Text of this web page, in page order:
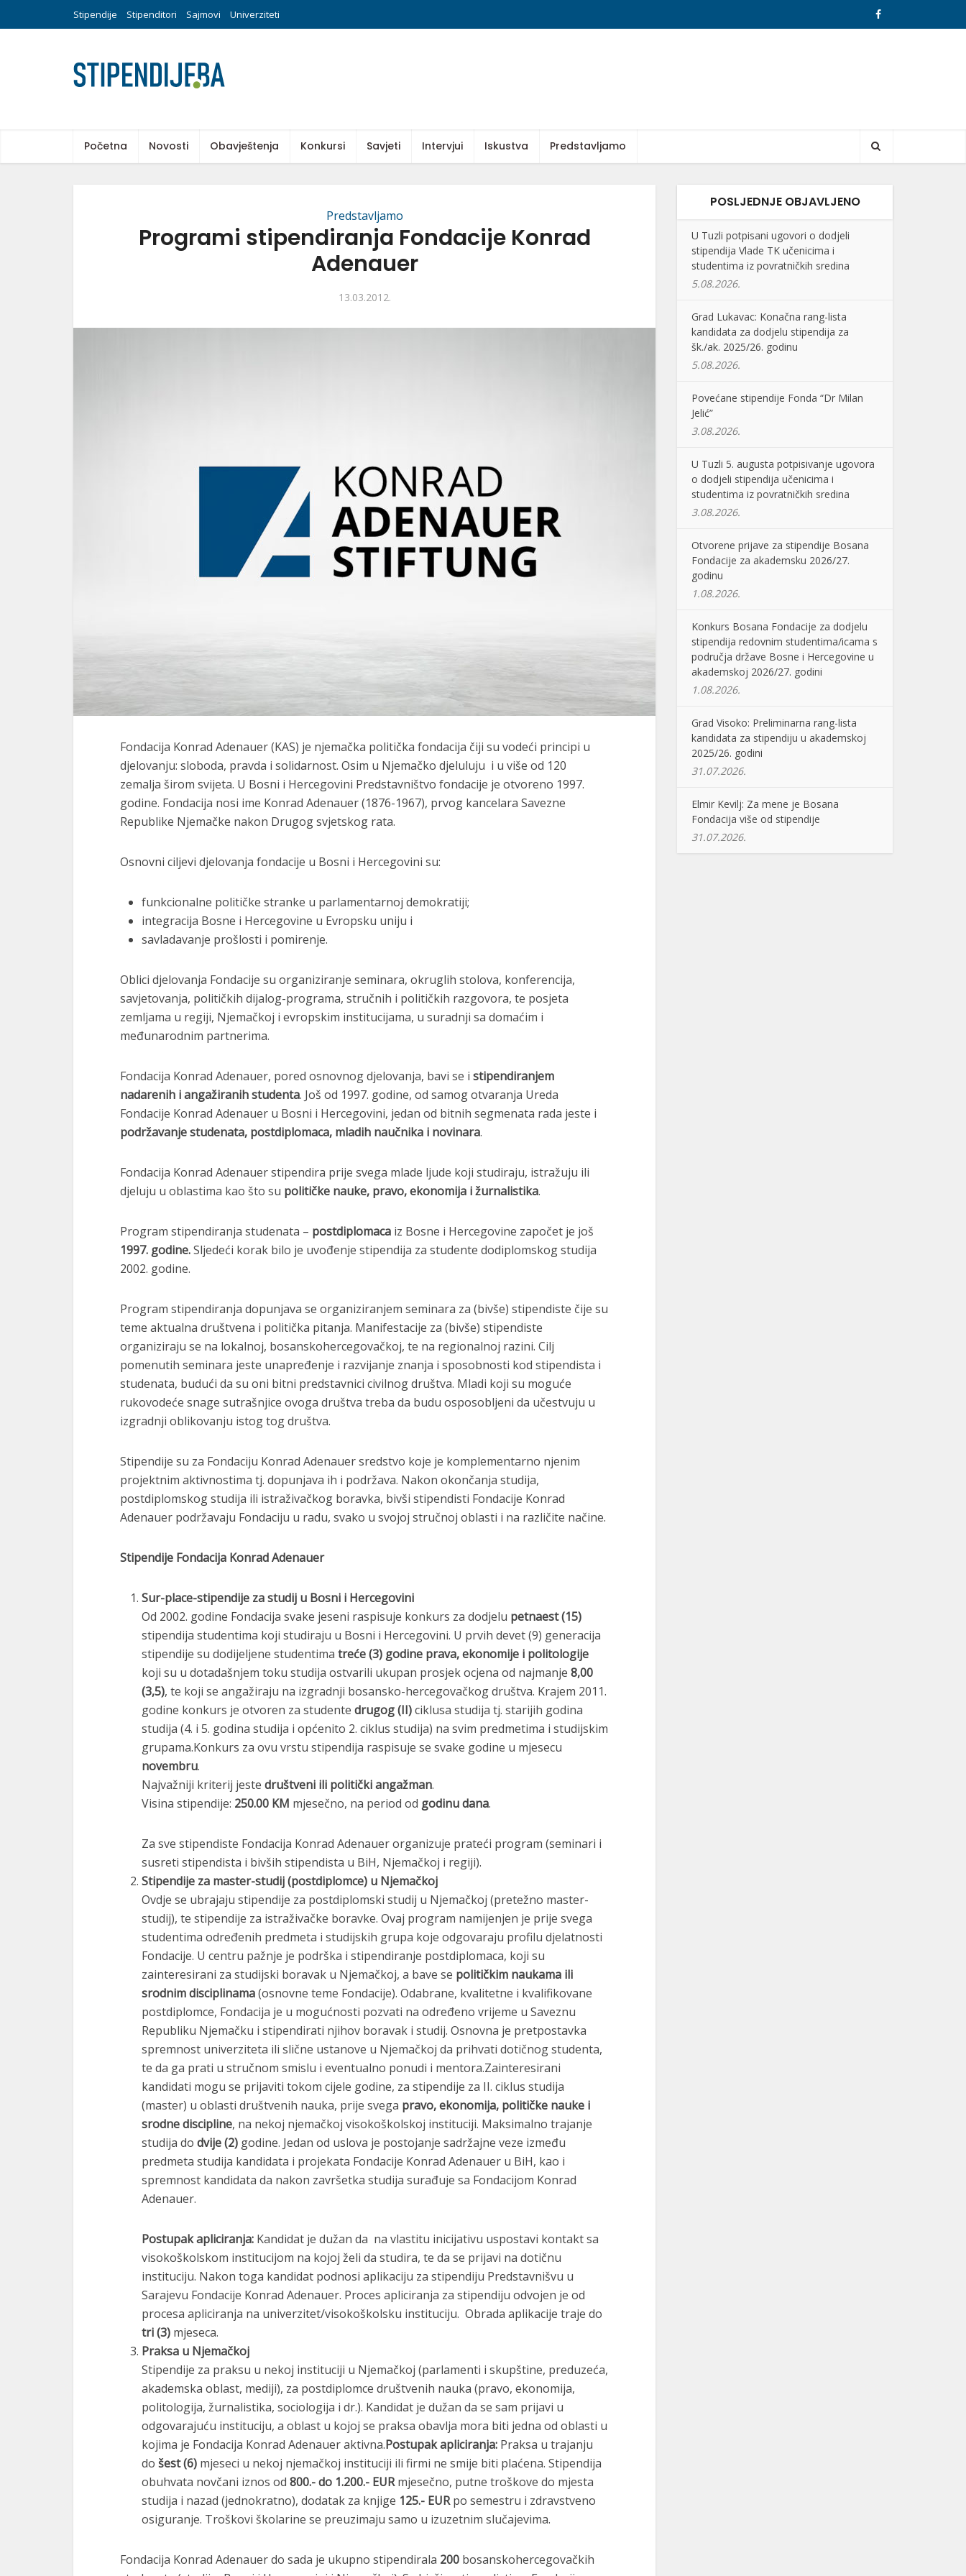
Stipendije Stipenditori Sajmovi Univerziteti
Početna Novosti Obavještenja Konkursi Savjeti Intervjui Iskustva Predstavljamo
Predstavljamo
Programi stipendiranja Fondacije Konrad
Adenauer
13.03.2012.
Fondacija Konrad Adenauer (KAS) je njemačka politička fondacija čiji su vodeći principi u
djelovanju: sloboda, pravda i solidarnost. Osim u Njemačko djeluluju i u više od 120
zemalja širom svijeta. U Bosni i Hercegovini Predstavništvo fondacije je otvoreno 1997.
godine. Fondacija nosi ime Konrad Adenauer (1876-1967), prvog kancelara Savezne
Republike Njemačke nakon Drugog svjetskog rata.
Osnovni ciljevi djelovanja fondacije u Bosni i Hercegovini su:
funkcionalne političke stranke u parlamentarnoj demokratiji;
integracija Bosne i Hercegovine u Evropsku uniju i
savladavanje prošlosti i pomirenje.
Oblici djelovanja Fondacije su organiziranje seminara, okruglih stolova, konferencija,
savjetovanja, političkih dijalog-programa, stručnih i političkih razgovora, te posjeta
zemljama u regiji, Njemačkoj i evropskim institucijama, u suradnji sa domaćim i
međunarodnim partnerima.
Fondacija Konrad Adenauer, pored osnovnog djelovanja, bavi se i stipendiranjem
nadarenih i angažiranih studenta. Još od 1997. godine, od samog otvaranja Ureda
Fondacije Konrad Adenauer u Bosni i Hercegovini, jedan od bitnih segmenata rada jeste i
podržavanje studenata, postdiplomaca, mladih naučnika i novinara.
Fondacija Konrad Adenauer stipendira prije svega mlade ljude koji studiraju, istražuju ili
djeluju u oblastima kao što su političke nauke, pravo, ekonomija i žurnalistika.
Program stipendiranja studenata – postdiplomaca iz Bosne i Hercegovine započet je još
1997. godine.Sljedeći korak bilo je uvođenje stipendija za studente dodiplomskog studija
2002. godine.
Program stipendiranja dopunjava se organiziranjem seminara za (bivše) stipendiste čije su
teme aktualna društvena i politička pitanja. Manifestacije za (bivše) stipendiste
organiziraju se na lokalnoj, bosanskohercegovačkoj, te na regionalnoj razini. Cilj
pomenutih seminara jeste unapređenje i razvijanje znanja i sposobnosti kod stipendista i
studenata, budući da su oni bitni predstavnici civilnog društva. Mladi koji su moguće
rukovodeće snage sutrašnjice ovoga društva treba da budu osposobljeni da učestvuju u
izgradnji oblikovanju istog tog društva.
Stipendije su za Fondaciju Konrad Adenauer sredstvo koje je komplementarno njenim
projektnim aktivnostima tj. dopunjava ih i podržava. Nakon okončanja studija,
postdiplomskog studija ili istraživačkog boravka, bivši stipendisti Fondacije Konrad
Adenauer podržavaju Fondaciju u radu, svako u svojoj stručnoj oblasti i na različite načine.
Stipendije Fondacija Konrad Adenauer
Sur-place-stipendije za studij u Bosni i Hercegovini
Od 2002. godine Fondacija svake jeseni raspisuje konkurs za dodjelu petnaest (15)
stipendija studentima koji studiraju u Bosni i Hercegovini. U prvih devet (9) generacija
stipendije su dodijeljene studentima treće (3) godine prava, ekonomije i politologije
koji su u dotadašnjem toku studija ostvarili ukupan prosjek ocjena od najmanje 8,00
(3,5), te koji se angažiraju na izgradnji bosansko-hercegovačkog društva. Krajem 2011.
godine konkurs je otvoren za studente drugog (II)ciklusa studija tj. starijih godina
studija (4. i 5. godina studija i općenito 2. ciklus studija) na svim predmetima i studijskim
grupama.Konkurs za ovu vrstu stipendija raspisuje se svake godine u mjesecu
novembru.
Najvažniji kriterij jeste društveni ili politički angažman.
Visina stipendije: 250.00 KM mjesečno, na period od godinu dana.
Za sve stipendiste Fondacija Konrad Adenauer organizuje prateći program (seminari i
susreti stipendista i bivših stipendista u BiH, Njemačkoj i regiji).
Stipendije za master-studij (postdiplomce) u Njemačkoj
Ovdje se ubrajaju stipendije za postdiplomski studij u Njemačkoj (pretežno master-
studij), te stipendije za istraživačke boravke. Ovaj program namijenjen je prije svega
studentima određenih predmeta i studijskih grupa koje odgovaraju profilu djelatnosti
Fondacije. U centru pažnje je podrška i stipendiranje postdiplomaca, koji su
zainteresirani za studijski boravak u Njemačkoj, a bave se političkim naukama ili
srodnim disciplinama(osnovne teme Fondacije). Odabrane, kvalitetne i kvalifikovane
postdiplomce, Fondacija je u mogućnosti pozvati na određeno vrijeme u Saveznu
Republiku Njemačku i stipendirati njihov boravak i studij. Osnovna je pretpostavka
spremnost univerziteta ili slične ustanove u Njemačkoj da prihvati dotičnog studenta,
te da ga prati u stručnom smislu i eventualno ponudi i mentora.Zainteresirani
kandidati mogu se prijaviti tokom cijele godine, za stipendije za II. ciklus studija
(master) u oblasti društvenih nauka, prije svega pravo, ekonomija, političke nauke i
srodne discipline, na nekoj njemačkoj visokoškolskoj instituciji. Maksimalno trajanje
studija do dvije (2) godine. Jedan od uslova je postojanje sadržajne veze između
predmeta studija kandidata i projekata Fondacije Konrad Adenauer u BiH, kao i
spremnost kandidata da nakon završetka studija surađuje sa Fondacijom Konrad
Adenauer.
Postupak apliciranja: Kandidat je dužan da na vlastitu inicijativu uspostavi kontakt sa
visokoškolskom institucijom na kojoj želi da studira, te da se prijavi na dotičnu
instituciju. Nakon toga kandidat podnosi aplikaciju za stipendiju Predstavnišvu u
Sarajevu Fondacije Konrad Adenauer. Proces apliciranja za stipendiju odvojen je od
procesa apliciranja na univerzitet/visokoškolsku instituciju. Obrada aplikacije traje do
tri (3) mjeseca.
Praksa u Njemačkoj
Stipendije za praksu u nekoj instituciji u Njemačkoj (parlamenti i skupštine, preduzeća,
akademska oblast, mediji), za postdiplomce društvenih nauka (pravo, ekonomija,
politologija, žurnalistika, sociologija i dr.). Kandidat je dužan da se sam prijavi u
odgovarajuću instituciju, a oblast u kojoj se praksa obavlja mora biti jedna od oblasti u
kojima je Fondacija Konrad Adenauer aktivna.Postupak apliciranja: Praksa u trajanju
do šest (6) mjeseci u nekoj njemačkoj instituciji ili firmi ne smije biti plaćena. Stipendija
obuhvata novčani iznos od 800.- do 1.200.- EURmjesečno, putne troškove do mjesta
studija i nazad (jednokratno), dodatak za knjige 125.- EURpo semestru i zdravstveno
osiguranje. Troškovi školarine se preuzimaju samo u izuzetnim slučajevima.
Fondacija Konrad Adenauer do sada je ukupno stipendirala 200 bosanskohercegovačkih
POSLJEDNJE OBJAVLJENO
U Tuzli potpisani ugovori o dodjeli
stipendija Vlade TK učenicima i
studentima iz povratničkih sredina
5.08.2026.
Grad Lukavac: Konačna rang-lista
kandidata za dodjelu stipendija za
šk./ak. 2025/26. godinu
5.08.2026.
Povećane stipendije Fonda “Dr Milan
Jelić”
3.08.2026.
U Tuzli 5. augusta potpisivanje ugovora
o dodjeli stipendija učenicima i
studentima iz povratničkih sredina
3.08.2026.
Otvorene prijave za stipendije Bosana
Fondacije za akademsku 2026/27.
godinu
1.08.2026.
Konkurs Bosana Fondacije za dodjelu
stipendija redovnim studentima/icama s
područja države Bosne i Hercegovine u
akademskoj 2026/27. godini
1.08.2026.
Grad Visoko: Preliminarna rang-lista
kandidata za stipendiju u akademskoj
2025/26. godini
31.07.2026.
Elmir Kevilj: Za mene je Bosana
Fondacija više od stipendije
31.07.2026.